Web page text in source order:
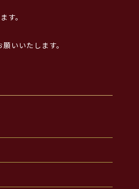
す。
いいたします。